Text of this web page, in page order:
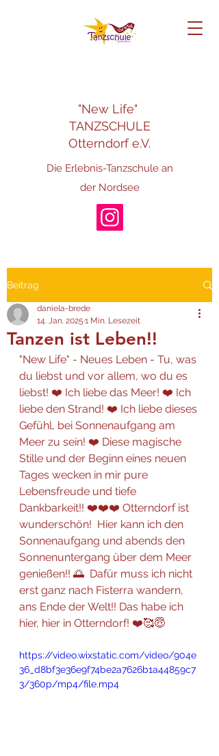
"New Life"
TANZSCHULE
Otterndorf e.V.
Die Erlebnis-Tanzschule an
der Nordsee
Beitrag
Tanzen ist Leben!!
daniela-brede
14. Jan. 2025 1 Min. Lesezeit
"New Life" - Neues Leben - Tu, was
du liebst und vor allem, wo du es
liebst! ❤️ Ich liebe das Meer! ❤️ Ich
liebe den Strand! ❤️ Ich liebe dieses
Gefühl, bei Sonnenaufgang am
Meer zu sein! ❤️ Diese magische
Stille und der Beginn eines neuen
Tages wecken in mir pure
Lebensfreude und tiefe
Dankbarkeit!! ❤️❤️❤️ Otterndorf ist
wunderschön!  Hier kann ich den
Sonnenaufgang und abends den
Sonnenuntergang über dem Meer
genießen!! 🌅  Dafür muss ich nicht
erst ganz nach Fisterra wandern,
ans Ende der Welt!! Das habe ich
hier, hier in Otterndorf! ❤️🥰😇
https://video.wixstatic.com/video/904e
36_d8bf3e36e9f74be2a7626b1a44859c7
3/360p/mp4/file.mp4